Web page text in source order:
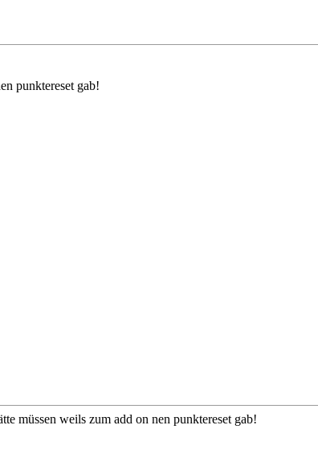
punktereset gab!
müssen weils zum add on nen punktereset gab!